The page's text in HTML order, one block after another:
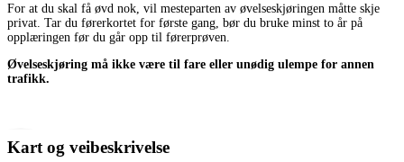
For at du skal få øvd nok, vil mesteparten av øvelseskjøringen måtte skje
privat. Tar du førerkortet for første gang, bør du bruke minst to år på
opplæringen før du går opp til førerprøven.
Øvelseskjøring må ikke være til fare eller unødig ulempe for annen
trafikk.
Kart og veibeskrivelse